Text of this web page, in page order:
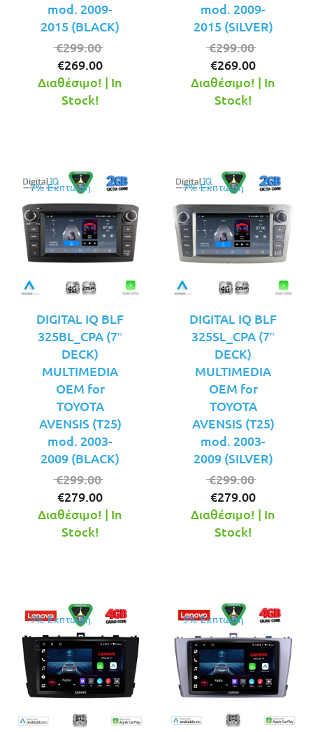
mod. 2009-
2015 (BLACK)
€299.00
was:
€269.00
τρέχουσα
Διαθέσιμο! | In
Stock!
mod. 2009-
2015 (SILVER)
€299.00
was:
€269.00
τρέχουσα
Διαθέσιμο! | In
Stock!
7% Έκπτωση
DIGITAL IQ BLF
325BL_CPA (7″
DECK)
MULTIMEDIA
OEM for
TOYOTA
AVENSIS (T25)
mod. 2003-
2009 (BLACK)
€299.00
was:
€279.00
τρέχουσα
Διαθέσιμο! | In
Stock!
7% Έκπτωση
DIGITAL IQ BLF
325SL_CPA (7″
DECK)
MULTIMEDIA
OEM for
TOYOTA
AVENSIS (T25)
mod. 2003-
2009 (SILVER)
€299.00
was:
€279.00
τρέχουσα
Διαθέσιμο! | In
Stock!
9% Έκπτωση 9% Έκπτωση